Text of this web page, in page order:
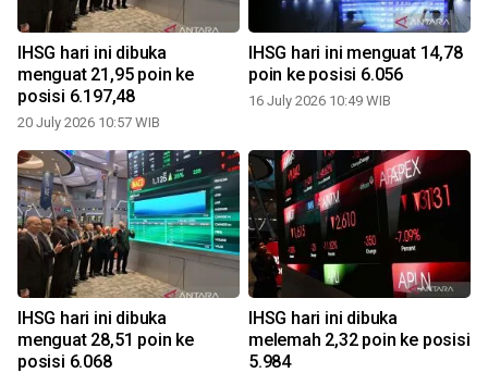
IHSG hari ini dibuka
menguat 21,95 poin ke
posisi 6.197,48
20 July 2026 10:57 WIB
IHSG hari ini menguat 14,78
poin ke posisi 6.056
16 July 2026 10:49 WIB
IHSG hari ini dibuka
menguat 28,51 poin ke
posisi 6.068
IHSG hari ini dibuka
melemah 2,32 poin ke posisi
5.984